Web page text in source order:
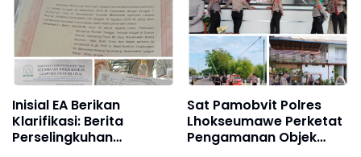
Inisial EA Berikan
Klarifikasi: Berita
Perselingkuhan
Sat Pamobvit Polres
Lhokseumawe Perketat
Pengamanan Objek